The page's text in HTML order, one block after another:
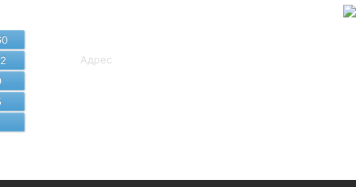
Адрес